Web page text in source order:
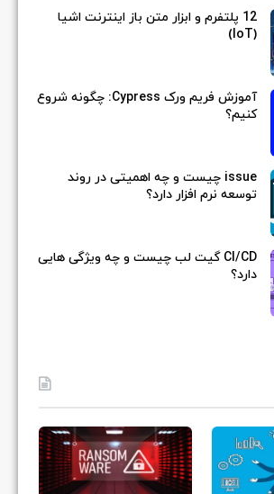
12 پلتفرم و ابزار متن باز اینترنت اشیا
(IoT)
آموزش فریم ورک Cypress: چگونه شروع
کنیم؟
issue چیست و چه اهمیتی در روند
توسعه نرم افزار دارد؟
CI/CD گیت لب چیست و چه ویژگی هایی
دارد؟